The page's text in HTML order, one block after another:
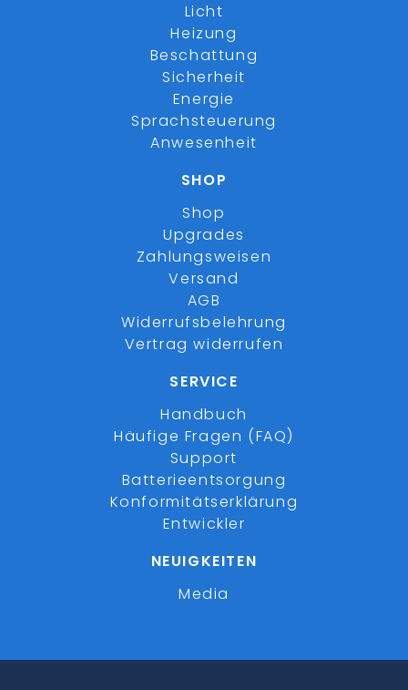
Licht
Heizung
Beschattung
Sicherheit
Energie
Sprachsteuerung
Anwesenheit
SHOP
Shop
Upgrades
Zahlungsweisen
Versand
AGB
Widerrufsbelehrung
Vertrag widerrufen
SERVICE
Handbuch
Häufige Fragen (FAQ)
Support
Batterieentsorgung
Konformitätserklärung
Entwickler
NEUIGKEITEN
Media